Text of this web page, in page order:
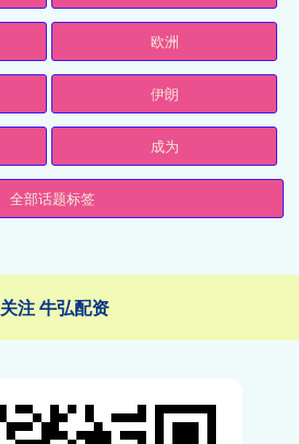
欧洲
伊朗
成为
全部话题标签
关注 牛弘配资